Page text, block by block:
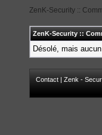
ZenK-Security ::
ZenK-Security ::
Désolé, mais
Contact | Zenk -